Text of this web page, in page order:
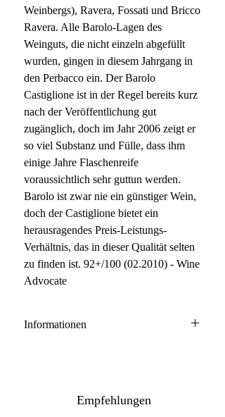
Weinbergs), Ravera, Fossati und Bricco
Ravera. Alle Barolo-Lagen des
Weinguts, die nicht einzeln abgefüllt
wurden, gingen in diesem Jahrgang in
den Perbacco ein. Der Barolo
Castiglione ist in der Regel bereits kurz
nach der Veröffentlichung gut
zugänglich, doch im Jahr 2006 zeigt er
so viel Substanz und Fülle, dass ihm
einige Jahre Flaschenreife
voraussichtlich sehr guttun werden.
Barolo ist zwar nie ein günstiger Wein,
doch der Castiglione bietet ein
herausragendes Preis-Leistungs-
Verhältnis, das in dieser Qualität selten
zu finden ist. 92+/100 (02.2010) - Wine
Advocate
Informationen
Ausbau: 24 Monate Holzfass
Empfehlungen